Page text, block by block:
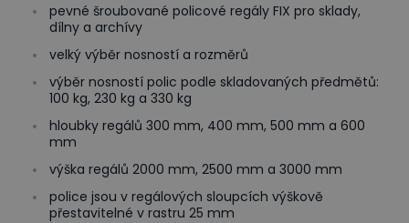
pevné šroubované policové regály FIX pro sklady,
dílny a archívy
velký výběr nosností a rozměrů
výběr nosností polic podle skladovaných předmětů:
100 kg, 230 kg a 330 kg
hloubky regálů 300 mm, 400 mm, 500 mm a 600
mm
výška regálů 2000 mm, 2500 mm a 3000 mm
police jsou v regálových sloupcích výškově
přestavitelné v rastru 25 mm